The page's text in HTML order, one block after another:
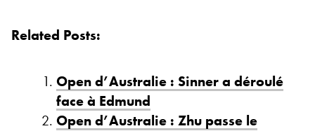
Related Posts:
Open d’Australie : Sinner a déroulé
face à Edmund
Open d’Australie : Zhu passe le